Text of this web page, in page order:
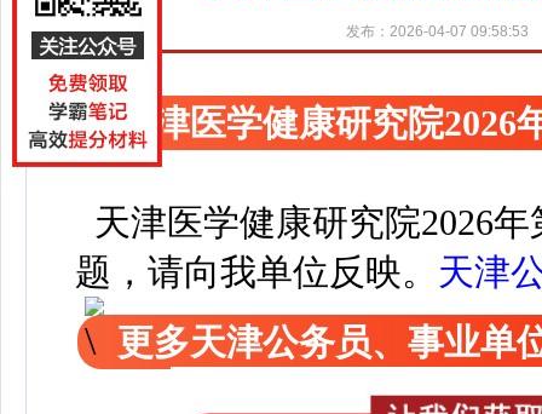
发布：2026-04-07 09:58:53
天津医学健康研究院2026
天津医学健康研究院2026
题，请向我单位反映。 天津
更多天津公务员、事业单